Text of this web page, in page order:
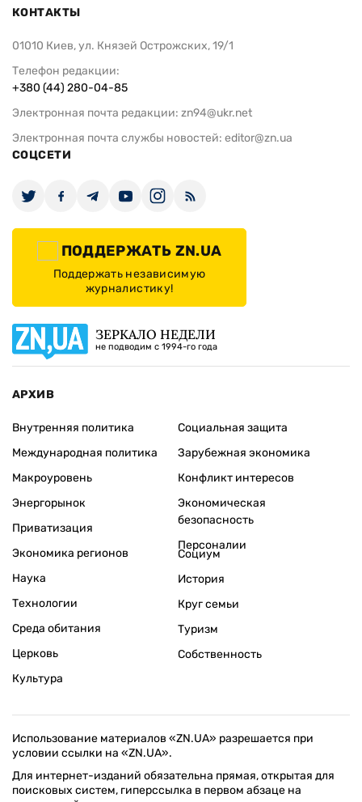
КОНТАКТЫ
01010 Киев, ул. Князей Острожских, 19/1
Телефон редакции:
+380 (44) 280-04-85
Электронная почта редакции: zn94@ukr.net
Электронная почта службы новостей: editor@zn.ua
СОЦСЕТИ
ПОДДЕРЖАТЬ ZN.UA
Поддержать независимую
журналистику!
ЗЕРКАЛО НЕДЕЛИ
не подводим с 1994-го года
АРХИВ
Внутренняя политика
Международная политика
Макроуровень
Энергорынок
Приватизация
Экономика регионов
Социальная защита
Зарубежная экономика
Конфликт интересов
Экономическая
безопасность
Персоналии
Наука
Технологии
Среда обитания
Церковь
Культура
Социум
История
Круг семьи
Туризм
Собственность
Использование материалов «ZN.UA» разрешается при
условии ссылки на «ZN.UA».
Для интернет-изданий обязательна прямая, открытая для
поисковых систем, гиперссылка в первом абзаце на